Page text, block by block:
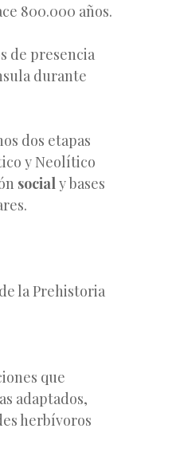
800.000 años.
de presencia
durante
dos etapas
y Neolítico
socialy bases
la Prehistoria
que
adaptados,
herbívoros